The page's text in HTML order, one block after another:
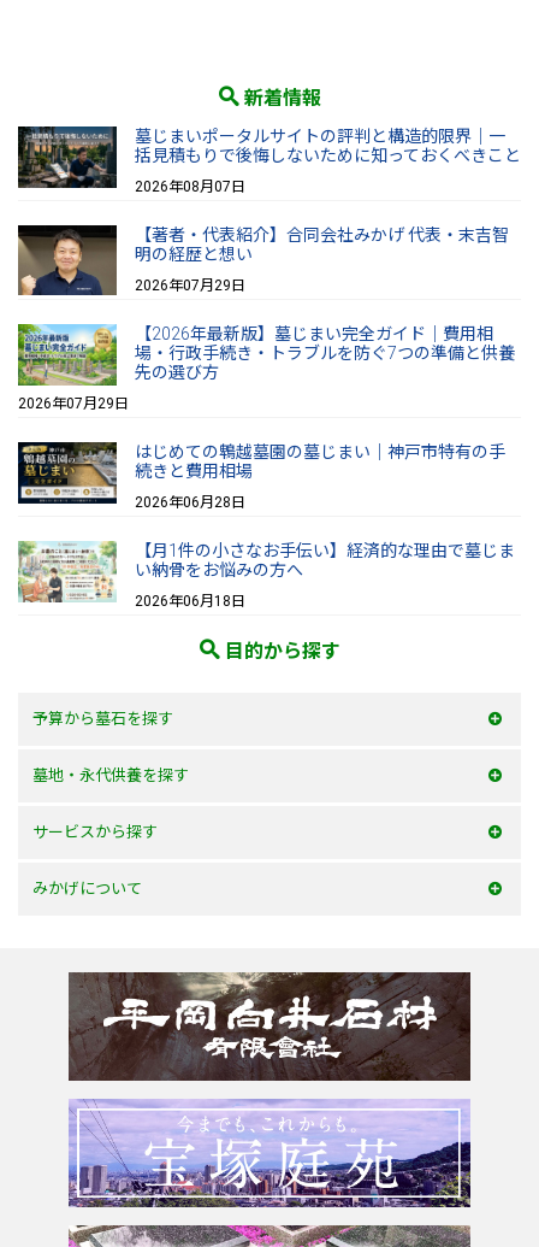
新着情報
墓じまいポータルサイトの評判と構造的限界｜一
括見積もりで後悔しないために知っておくべきこと
2026年08月07日
【著者・代表紹介】合同会社みかげ 代表・末吉智
明の経歴と想い
2026年07月29日
【2026年最新版】墓じまい完全ガイド｜費用相
場・行政手続き・トラブルを防ぐ7つの準備と供養
先の選び方
2026年07月29日
はじめての鵯越墓園の墓じまい｜神戸市特有の手
続きと費用相場
2026年06月28日
【月1件の小さなお手伝い】経済的な理由で墓じま
い納骨をお悩みの方へ
2026年06月18日
目的から探す
予算から墓石を探す
50万以内
100万以内
150万以内
墓地・永代供養を探す
大阪府
兵庫県
奈良県
和歌山県
サービスから探す
お墓を建てる
墓じまい・改葬
追加文字彫刻
みかげについて
会社案内
よくあるご質問
お問合せ